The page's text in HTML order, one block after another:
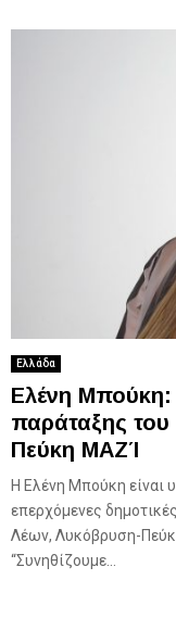
Ελλάδα
Ελένη Μπούκη:
παράταξης
Πεύκη ΜΑΖΊ
Η Ελένη Μπούκη είναι
επερχόμενες
Λέων, Λυκόβρυση-
“Συνηθίζουμε...